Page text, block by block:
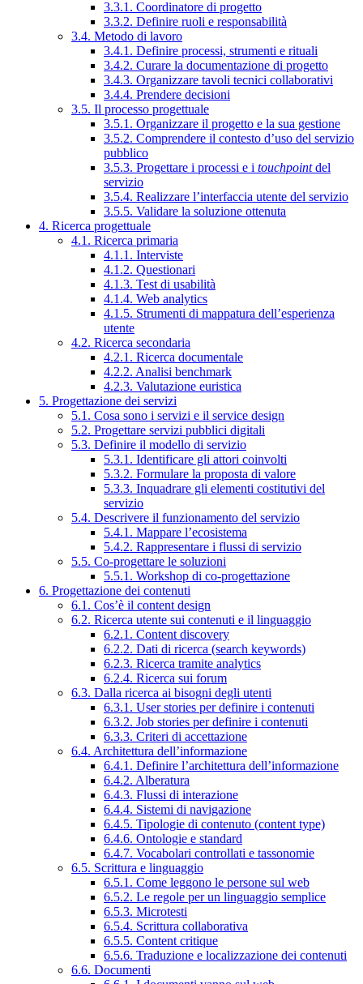
3.3.1. Coordinatore di progetto
3.3.2. Definire ruoli e responsabilità
3.4. Metodo di lavoro
3.4.1. Definire processi, strumenti e rituali
3.4.2. Curare la documentazione di progetto
3.4.3. Organizzare tavoli tecnici collaborativi
3.4.4. Prendere decisioni
3.5. Il processo progettuale
3.5.1. Organizzare il progetto e la sua gestione
3.5.2. Comprendere il contesto d’uso del servizio
pubblico
3.5.3. Progettare i processi e i touchpointdel
servizio
3.5.4. Realizzare l’interfaccia utente del servizio
3.5.5. Validare la soluzione ottenuta
4. Ricerca progettuale
4.1. Ricerca primaria
4.1.1. Interviste
4.1.2. Questionari
4.1.3. Test di usabilità
4.1.4. Web analytics
4.1.5. Strumenti di mappatura dell’esperienza
utente
4.2. Ricerca secondaria
4.2.1. Ricerca documentale
4.2.2. Analisi benchmark
4.2.3. Valutazione euristica
5. Progettazione dei servizi
5.1. Cosa sono i servizi e il service design
5.2. Progettare servizi pubblici digitali
5.3. Definire il modello di servizio
5.3.1. Identificare gli attori coinvolti
5.3.2. Formulare la proposta di valore
5.3.3. Inquadrare gli elementi costitutivi del
servizio
5.4. Descrivere il funzionamento del servizio
5.4.1. Mappare l’ecosistema
5.4.2. Rappresentare i flussi di servizio
5.5. Co-progettare le soluzioni
5.5.1. Workshop di co-progettazione
6. Progettazione dei contenuti
6.1. Cos’è il content design
6.2. Ricerca utente sui contenuti e il linguaggio
6.2.1. Content discovery
6.2.2. Dati di ricerca (search keywords)
6.2.3. Ricerca tramite analytics
6.2.4. Ricerca sui forum
6.3. Dalla ricerca ai bisogni degli utenti
6.3.1. User stories per definire i contenuti
6.3.2. Job stories per definire i contenuti
6.3.3. Criteri di accettazione
6.4. Architettura dell’informazione
6.4.1. Definire l’architettura dell’informazione
6.4.2. Alberatura
6.4.3. Flussi di interazione
6.4.4. Sistemi di navigazione
6.4.5. Tipologie di contenuto (content type)
6.4.6. Ontologie e standard
6.4.7. Vocabolari controllati e tassonomie
6.5. Scrittura e linguaggio
6.5.1. Come leggono le persone sul web
6.5.2. Le regole per un linguaggio semplice
6.5.3. Microtesti
6.5.4. Scrittura collaborativa
6.5.5. Content critique
6.5.6. Traduzione e localizzazione dei contenuti
6.6. Documenti